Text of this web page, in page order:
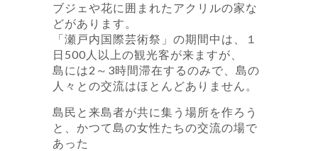
ブジェや花に囲まれたアクリルの家な
どがあります。
「瀬戸内国際芸術祭」の期間中は、１
日500人以上の観光客が来ますが、
島には2～3時間滞在するのみで、島の
人々との交流はほとんどありません。
島民と来島者が共に集う場所を作ろう
と、かつて島の女性たちの交流の場で
あった